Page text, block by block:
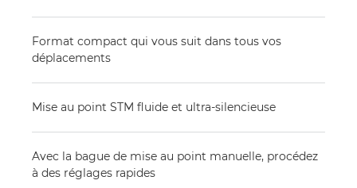
Format compact qui vous suit dans tous vos
déplacements
Mise au point STM fluide et ultra-silencieuse
Avec la bague de mise au point manuelle, procédez
à des réglages rapides